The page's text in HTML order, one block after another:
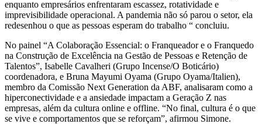
enquanto empresários enfrentaram escassez, rotatividade e
imprevisibilidade operacional. A pandemia não só parou o setor, ela
redesenhou o que as pessoas esperam do trabalho “ concluiu.
No painel “A Colaboração Essencial: o Franqueador e o Franquedo
na Construção de Excelência na Gestão de Pessoas e Retenção de
Talentos”, Isabelle Cavalheri (Grupo Incense/O Boticário)
coordenadora, e Bruna Mayumi Oyama (Grupo Oyama/Italien),
membro da Comissão Next Generation da ABF, analisaram como a
hiperconectividade e a ansiedade impactam a Geração Z nas
empresas, além da cultura online e offline. “No final, cultura é o que
se vive e comportamentos que se reforçam”, afirmou Simone.